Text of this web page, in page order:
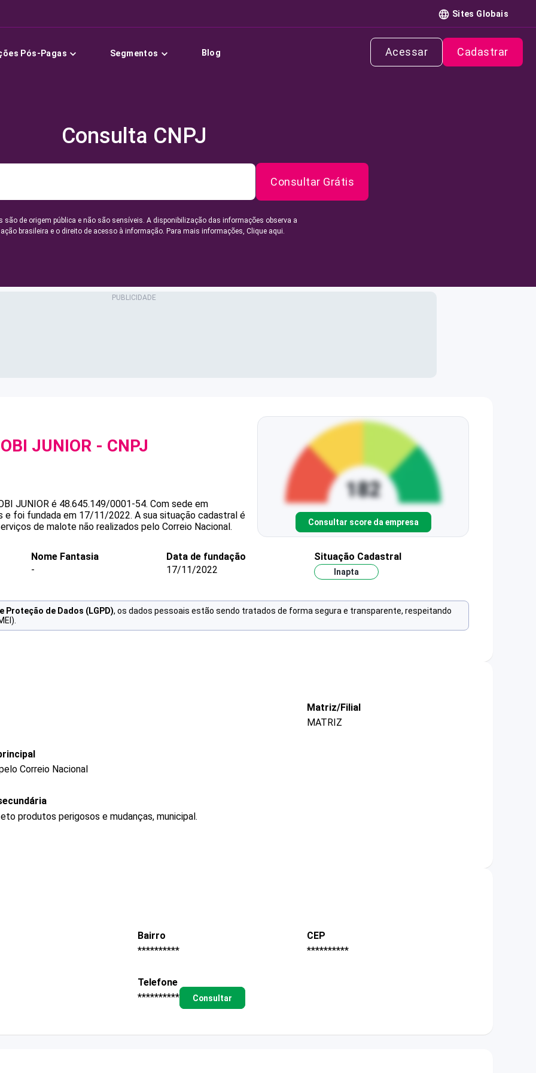
Sites Globais
Pós-Pagas Segmentos Blog Acessar Cadastrar
Consulta CNPJ
Consultar Grátis
são de origem pública e não são sensíveis. A disponibilização das informações observa a
brasileira e o direito de acesso à informação. Para mais informações, Clique aqui.
JUNIOR - CNPJ
JUNIOR é 48.645.149/0001-54. Com sede em
e foi fundada em 17/11/2022. A sua situação cadastral é
de malote não realizados pelo Correio Nacional.
Consultar score da empresa
Nome Fantasia
-
Data de fundação
17/11/2022
Situação Cadastral
Inapta
Proteção de Dados (LGPD), os dados pessoais estão sendo tratados de forma segura e transparente, respeitando
Matriz/Filial
MATRIZ
Correio Nacional
produtos perigosos e mudanças, municipal.
Bairro
**********
CEP
**********
Telefone
**********
Consultar